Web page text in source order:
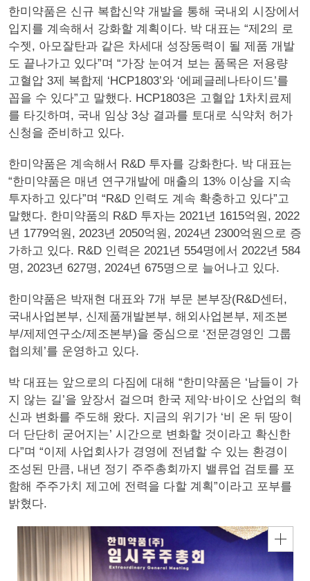
한미약품은 신규 복합신약 개발을 통해 국내외 시장에서
입지를 계속해서 강화할 계획이다. 박 대표는 “제2의 로
수젯, 아모잘탄과 같은 차세대 성장동력이 될 제품 개발
도 끝나가고 있다”며 “가장 눈여겨 보는 품목은 저용량
고혈압 3제 복합제 ‘HCP1803’와 ‘에페글레나타이드’를
꼽을 수 있다”고 말했다. HCP1803은 고혈압 1차치료제
를 타깃하며, 국내 임상 3상 결과를 토대로 식약처 허가
신청을 준비하고 있다.
한미약품은 계속해서 R&D 투자를 강화한다. 박 대표는
“한미약품은 매년 연구개발에 매출의 13% 이상을 지속
투자하고 있다”며 “R&D 인력도 계속 확충하고 있다”고
말했다. 한미약품의 R&D 투자는 2021년 1615억원, 2022
년 1779억원, 2023년 2050억원, 2024년 2300억원으로 증
가하고 있다. R&D 인력은 2021년 554명에서 2022년 584
명, 2023년 627명, 2024년 675명으로 늘어나고 있다.
한미약품은 박재현 대표와 7개 부문 본부장(R&D센터,
국내사업본부, 신제품개발본부, 해외사업본부, 제조본
부/제제연구소/제조본부)을 중심으로 ‘전문경영인 그룹
협의체’를 운영하고 있다.
박 대표는 앞으로의 다짐에 대해 “한미약품은 ‘남들이 가
지 않는 길’을 앞장서 걸으며 한국 제약·바이오 산업의 혁
신과 변화를 주도해 왔다. 지금의 위기가 ‘비 온 뒤 땅이
더 단단히 굳어지는’ 시간으로 변화할 것이라고 확신한
다”며 “이제 사업회사가 경영에 전념할 수 있는 환경이
조성된 만큼, 내년 정기 주주총회까지 밸류업 검토를 포
함해 주주가치 제고에 전력을 다할 계획”이라고 포부를
밝혔다.